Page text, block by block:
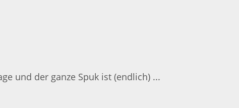
und der ganze Spuk ist (endlich) ...